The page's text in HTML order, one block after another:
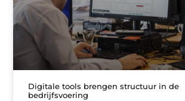
Digitale tools brengen structuur in de
bedrijfsvoering